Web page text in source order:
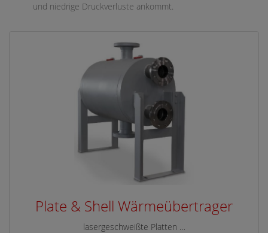
und niedrige Druckverluste ankommt.
Plate & Shell Wärmeübertrager
lasergeschweißte Platten …